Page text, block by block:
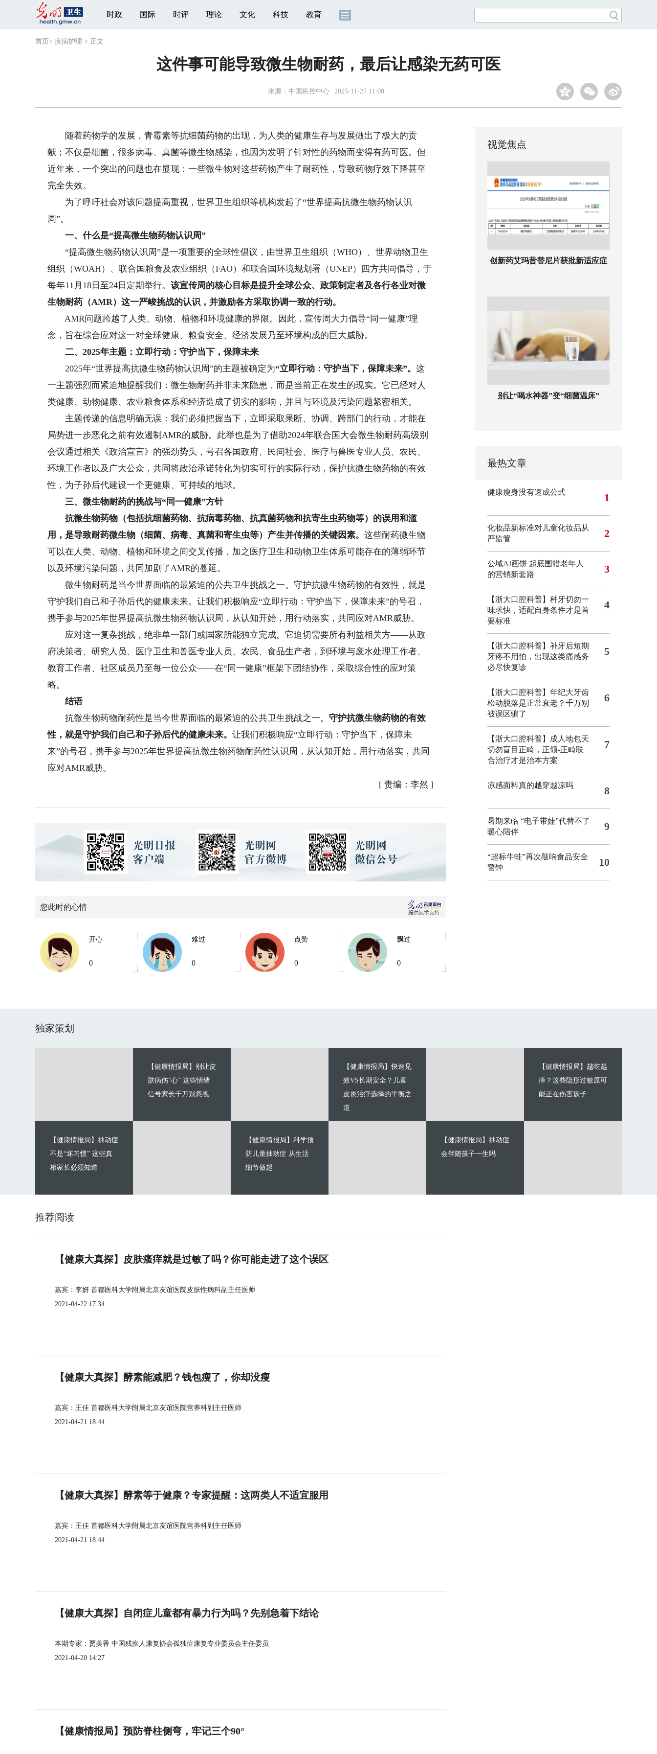
时政 国际 时评 理论 文化 科技 教育
首页 > 疾病护理 > 正文
这件事可能导致微生物耐药，最后让感染无药可医
来源： 中国疾控中心 2025-11-27 11:00
随着药物学的发展，青霉素等抗细菌药物的出现，为人类的健康生存与发展做出了极大的贡
献；不仅是细菌，很多病毒、真菌等微生物感染，也因为发明了针对性的药物而变得有药可医。但
近年来，一个突出的问题也在显现：一些微生物对这些药物产生了耐药性，导致药物疗效下降甚至
完全失效。
为了呼吁社会对该问题提高重视，世界卫生组织等机构发起了“世界提高抗微生物药物认识
周”。
一、什么是“提高微生物药物认识周”
“提高微生物药物认识周”是一项重要的全球性倡议，由世界卫生组织（WHO）、世界动物卫生
组织（WOAH）、联合国粮食及农业组织（FAO）和联合国环境规划署（UNEP）四方共同倡导，于
每年11月18日至24日定期举行。该宣传周的核心目标是提升全球公众、政策制定者及各行各业对微
生物耐药 （AMR）这一严峻挑战的认识，并激励各方采取协调一致的行动。
AMR问题跨越了人类、动物、植物和环境健康的界限。因此，宣传周大力倡导“同一健康”理
念，旨在综合应对这一对全球健康、粮食安全、经济发展乃至环境构成的巨大威胁。
二、2025年主题：立即行动：守护当下，保障未来
2025年“世界提高抗微生物药物认识周”的主题被确定为“立即行动：守护当下，保障未来”。这
一主题强烈而紧迫地提醒我们：微生物耐药并非未来隐患，而是当前正在发生的现实。它已经对人
类健康、动物健康、农业粮食体系和经济造成了切实的影响，并且与环境及污染问题紧密相关。
主题传递的信息明确无误：我们必须把握当下，立即采取果断、协调、跨部门的行动，才能在
局势进一步恶化之前有效遏制AMR的威胁。此举也是为了借助2024年联合国大会微生物耐药高级别
会议通过相关《政治宣言》的强劲势头，号召各国政府、民间社会、医疗与兽医专业人员、农民、
环境工作者以及广大公众，共同将政治承诺转化为切实可行的实际行动，保护抗微生物药物的有效
性，为子孙后代建设一个更健康、可持续的地球。
三、微生物耐药的挑战与“同一健康”方针
抗微生物药物 （包括抗细菌药物、抗病毒药物、抗真菌药物和抗寄生虫药物等） 的误用和滥
用，是导致耐药微生物 （细菌、病毒、真菌和寄生虫等） 产生并传播的关键因素。这些耐药微生物
可以在人类、动物、植物和环境之间交叉传播，加之医疗卫生和动物卫生体系可能存在的薄弱环节
以及环境污染问题，共同加剧了AMR的蔓延。
微生物耐药是当今世界面临的最紧迫的公共卫生挑战之一。守护抗微生物药物的有效性，就是
守护我们自己和子孙后代的健康未来。让我们积极响应“立即行动：守护当下，保障未来”的号召，
携手参与2025年世界提高抗微生物药物认识周，从认知开始，用行动落实，共同应对AMR威胁。
应对这一复杂挑战，绝非单一部门或国家所能独立完成。它迫切需要所有利益相关方——从政
府决策者、研究人员、医疗卫生和兽医专业人员、农民、食品生产者，到环境与废水处理工作者、
教育工作者、社区成员乃至每一位公众——在“同一健康”框架下团结协作，采取综合性的应对策
略。
结语
抗微生物药物耐药性是当今世界面临的最紧迫的公共卫生挑战之一。守护抗微生物药物的有效
性，就是守护我们自己和子孙后代的健康未来。让我们积极响应“立即行动：守护当下，保障未
来”的号召，携手参与2025年世界提高抗微生物药物耐药性认识周，从认知开始，用行动落实，共同
应对AMR威胁。
[ 责编：李然 ]
您此时的心情
开心
0
难过
0
点赞
0
飘过
0
视觉焦点
创新药艾玛昔替尼片获批新适应症
别让“喝水神器”变“细菌温床”
最热文章
健康瘦身没有速成公式 1
化妆品新标准对儿童化妆品从
严监管
2
公域AI画饼 起底围猎老年人
的营销新套路
3
【浙大口腔科普】种牙切勿一
味求快，适配自身条件才是首
要标准
4
【浙大口腔科普】补牙后短期
牙疼不用怕，出现这类痛感务
必尽快复诊
5
【浙大口腔科普】年纪大牙齿
松动脱落是正常衰老？千万别
被误区骗了
6
【浙大口腔科普】成人地包天
切勿盲目正畸，正颌‑正畸联
合治疗才是治本方案
7
凉感面料真的越穿越凉吗 8
暑期来临 “电子带娃”代替不了
暖心陪伴
9
“超标牛蛙”再次敲响食品安全
警钟
10
独家策划
【健康情报局】别让皮
肤病伤“心” 这些情绪
信号家长千万别忽视
【健康情报局】抽动症
不是“坏习惯” 这些真
相家长必须知道
【健康情报局】快速见
效VS长期安全？儿童
皮炎治疗选择的平衡之
道
【健康情报局】科学预
防儿童抽动症 从生活
细节做起
【健康情报局】越吃越
痒？这些隐形过敏原可
能正在伤害孩子
【健康情报局】抽动症
会伴随孩子一生吗
推荐阅读
【健康大真探】皮肤瘙痒就是过敏了吗？你可能走进了这个误区
嘉宾：李妍 首都医科大学附属北京友谊医院皮肤性病科副主任医师
2021-04-22 17:34
【健康大真探】酵素能减肥？钱包瘦了，你却没瘦
嘉宾：王佳 首都医科大学附属北京友谊医院营养科副主任医师
2021-04-21 18:44
【健康大真探】酵素等于健康？专家提醒：这两类人不适宜服用
嘉宾：王佳 首都医科大学附属北京友谊医院营养科副主任医师
2021-04-21 18:44
【健康大真探】自闭症儿童都有暴力行为吗？先别急着下结论
本期专家：贾美香 中国残疾人康复协会孤独症康复专业委员会主任委员
2021-04-20 14:27
【健康情报局】预防脊柱侧弯，牢记三个90°